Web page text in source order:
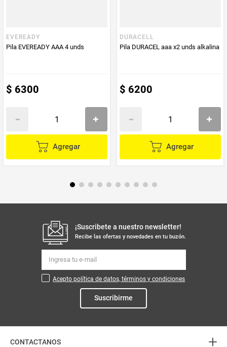
EVEREADY
Pila EVEREADY AAA 4 unds
$ 6300
Agregar
DURACELL
Pila DURACEL aaa x2 unds alkalina
$ 6200
Agregar
¡Suscribete a nuestro newsletter!
Recibe las ofertas y novedades en tu buzón.
Acepto política de datos, términos y condiciones
Suscribirme
CONTACTANOS +